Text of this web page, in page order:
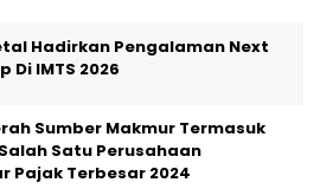
Hadirkan Pengalaman Next
Di IMTS 2026
Sumber Makmur Termasuk
Satu Perusahaan
Pajak Terbesar 2024